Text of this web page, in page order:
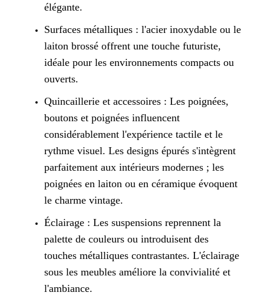
élégante.
Surfaces métalliques : l'acier inoxydable ou le
laiton brossé offrent une touche futuriste,
idéale pour les environnements compacts ou
ouverts.
Quincaillerie et accessoires : Les poignées,
boutons et poignées influencent
considérablement l'expérience tactile et le
rythme visuel. Les designs épurés s'intègrent
parfaitement aux intérieurs modernes ; les
poignées en laiton ou en céramique évoquent
le charme vintage.
Éclairage : Les suspensions reprennent la
palette de couleurs ou introduisent des
touches métalliques contrastantes. L'éclairage
sous les meubles améliore la convivialité et
l'ambiance.